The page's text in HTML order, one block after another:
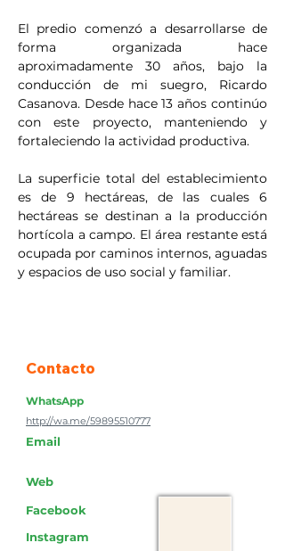
El predio comenzó a desarrollarse de
forma organizada hace
aproximadamente 30 años, bajo la
conducción de mi suegro, Ricardo
Casanova. Desde hace 13 años continúo
con este proyecto, manteniendo y
fortaleciendo la actividad productiva.
La superficie total del establecimiento
es de 9 hectáreas, de las cuales 6
hectáreas se destinan a la producción
hortícola a campo. El área restante está
ocupada por caminos internos, aguadas
y espacios de uso social y familiar.
Contacto
WhatsApp
http://wa.me/59895510777
Email
Web
Facebook
Instagram